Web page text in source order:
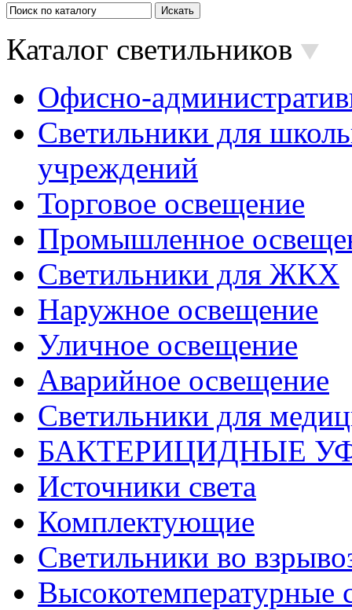
Каталог светильников
Офисно-
Светильники для
учреждений
Торговое освещение
Промышленное
Светильники для ЖКХ
Наружное освещение
Уличное освещение
Аварийное освещение
Светильники для
БАКТЕРИЦИДНЫЕ
Источники света
Комплектующие
Светильники во
Высокотемпературные